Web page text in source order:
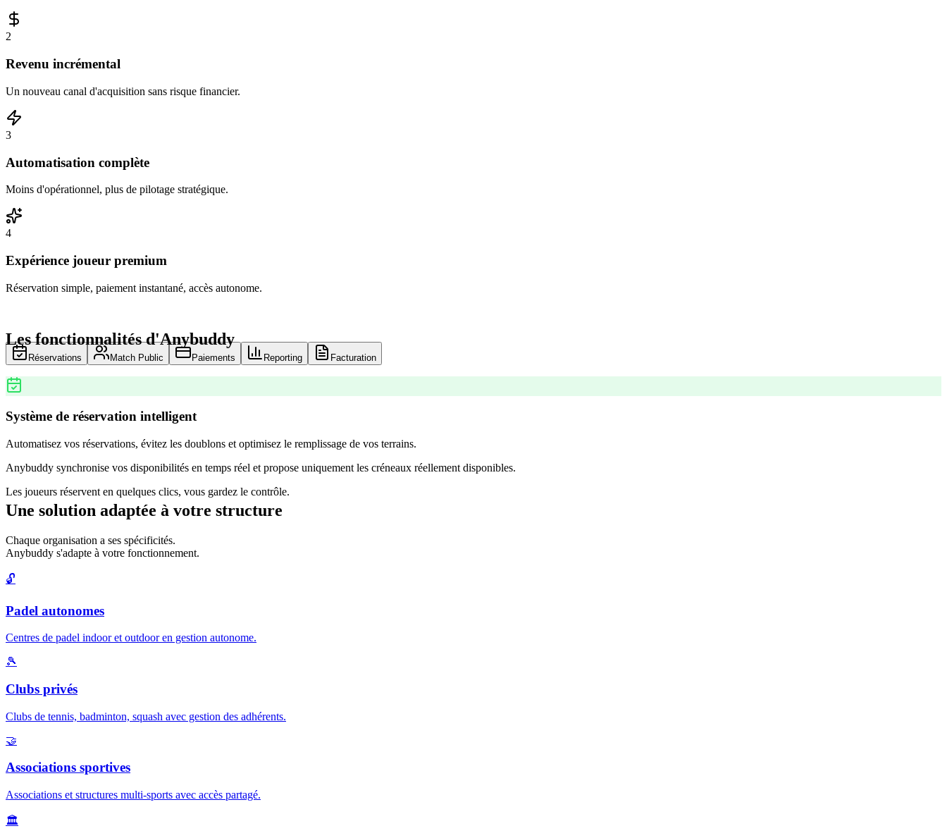
2
Revenu incrémental
Un nouveau canal d'acquisition sans risque financier.
3
Automatisation complète
Moins d'opérationnel, plus de pilotage stratégique.
4
Expérience joueur premium
Réservation simple, paiement instantané, accès autonome.
Les fonctionnalités d'Anybuddy
Réservations Match Public Paiements Reporting Facturation
Système de réservation intelligent
Automatisez vos réservations, évitez les doublons et optimisez le remplissage de vos terrains.
Anybuddy synchronise vos disponibilités en temps réel et propose uniquement les créneaux réellement disponibles.
Les joueurs réservent en quelques clics, vous gardez le contrôle.
Une solution adaptée à votre structure
Chaque organisation a ses spécificités.
Anybuddy s'adapte à votre fonctionnement.
🔓
Padel autonomes
Centres de padel indoor et outdoor en gestion autonome.
🎾
Clubs privés
Clubs de tennis, badminton, squash avec gestion des adhérents.
🤝
Associations sportives
Associations et structures multi-sports avec accès partagé.
🏛️